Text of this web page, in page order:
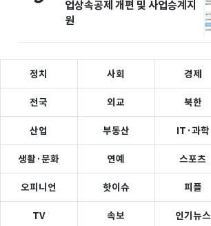
업상속공제 개편 및 사업승계지
원
정치 사회 경제
전국 외교 북한
산업 부동산 IT·과학
생활·문화 연예 스포츠
오피니언 핫이슈 피플
TV 속보 인기뉴스